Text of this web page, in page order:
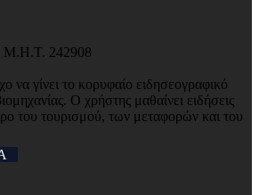
Μ.Η.Τ. 242908
να γίνει το κορυφαίο ειδησεογραφικό
Ο χρήστης μαθαίνει ειδήσεις
του τουρισμού, των μεταφορών και του